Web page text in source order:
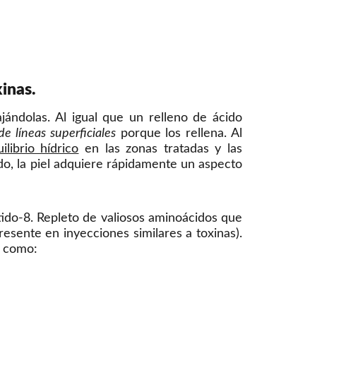
Al igual que un relleno de ácido
líneas superficialesporque los rellena. Al
hídrico en las zonas tratadas y las
la piel adquiere rápidamente un aspecto
8. Repleto de valiosos aminoácidos que
en inyecciones similares a toxinas).